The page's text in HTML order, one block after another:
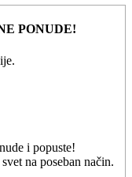
PONUDE!
i popuste!
na poseban način.